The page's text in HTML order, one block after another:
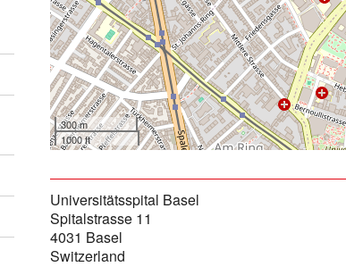
300 m
1000 ft
Universitätsspital Basel
Spitalstrasse 11
4031 Basel
Switzerland